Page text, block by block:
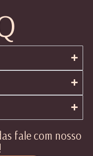
fale com nosso